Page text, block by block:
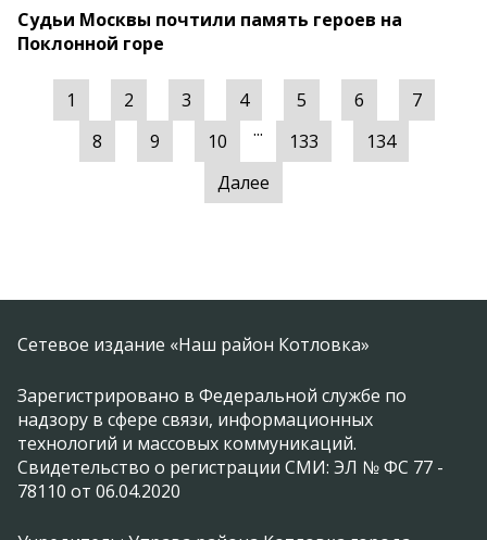
Судьи Москвы почтили память героев на
Поклонной горе
1 2 3 4 5 6
7
8
9 10 ... 133
134
Далее
Сетевое издание «Наш район Котловка»
Зарегистрировано в Федеральной службе по
надзору в сфере связи, информационных
технологий и массовых коммуникаций.
Свидетельство о регистрации СМИ: ЭЛ № ФС 77 -
78110 от 06.04.2020